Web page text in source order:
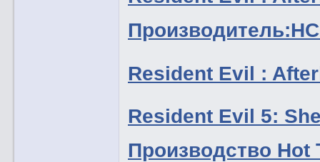
Resident Evil :
Resident Evil 5:
Производство Hot